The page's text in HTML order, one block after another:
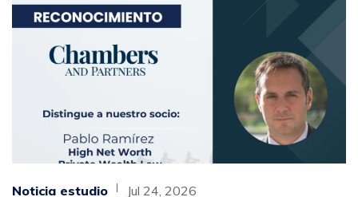
Noticia estudio Jul 24, 2026